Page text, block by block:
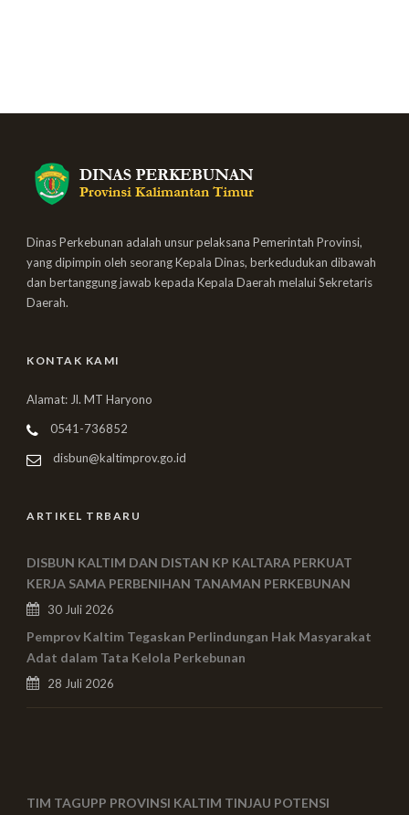
Dinas Perkebunan adalah unsur pelaksana Pemerintah Provinsi,
yang dipimpin oleh seorang Kepala Dinas, berkedudukan dibawah
dan bertanggung jawab kepada Kepala Daerah melalui Sekretaris
Daerah.
KONTAK KAMI
Alamat: Jl. MT Haryono
0541-736852
disbun@kaltimprov.go.id
ARTIKEL TRBARU
DISBUN KALTIM DAN DISTAN KP KALTARA PERKUAT
KERJA SAMA PERBENIHAN TANAMAN PERKEBUNAN
30 Juli 2026
Pemprov Kaltim Tegaskan Perlindungan Hak Masyarakat
Adat dalam Tata Kelola Perkebunan
28 Juli 2026
TIM TAGUPP PROVINSI KALTIM TINJAU POTENSI